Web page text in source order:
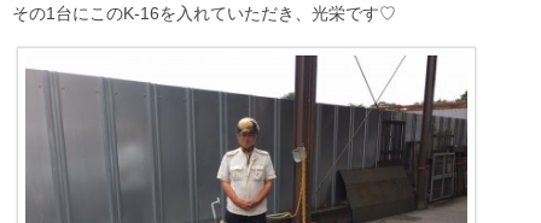
その1台にこのK-16を入れていただき、光栄です♡